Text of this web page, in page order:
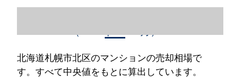
北海道札幌市北区のマンションの売却相場で
す。すべて中央値をもとに算出しています。